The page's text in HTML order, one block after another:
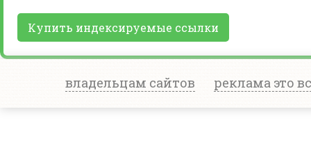
Купить индексируемые ссылки
владельцам сайтов реклама это